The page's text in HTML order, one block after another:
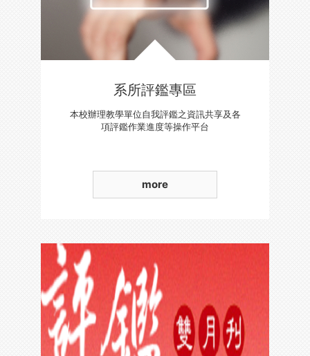
系所評鑑專區
本校辦理教學單位自我評鑑之資訊共享及各
項評鑑作業進度等操作平台
more